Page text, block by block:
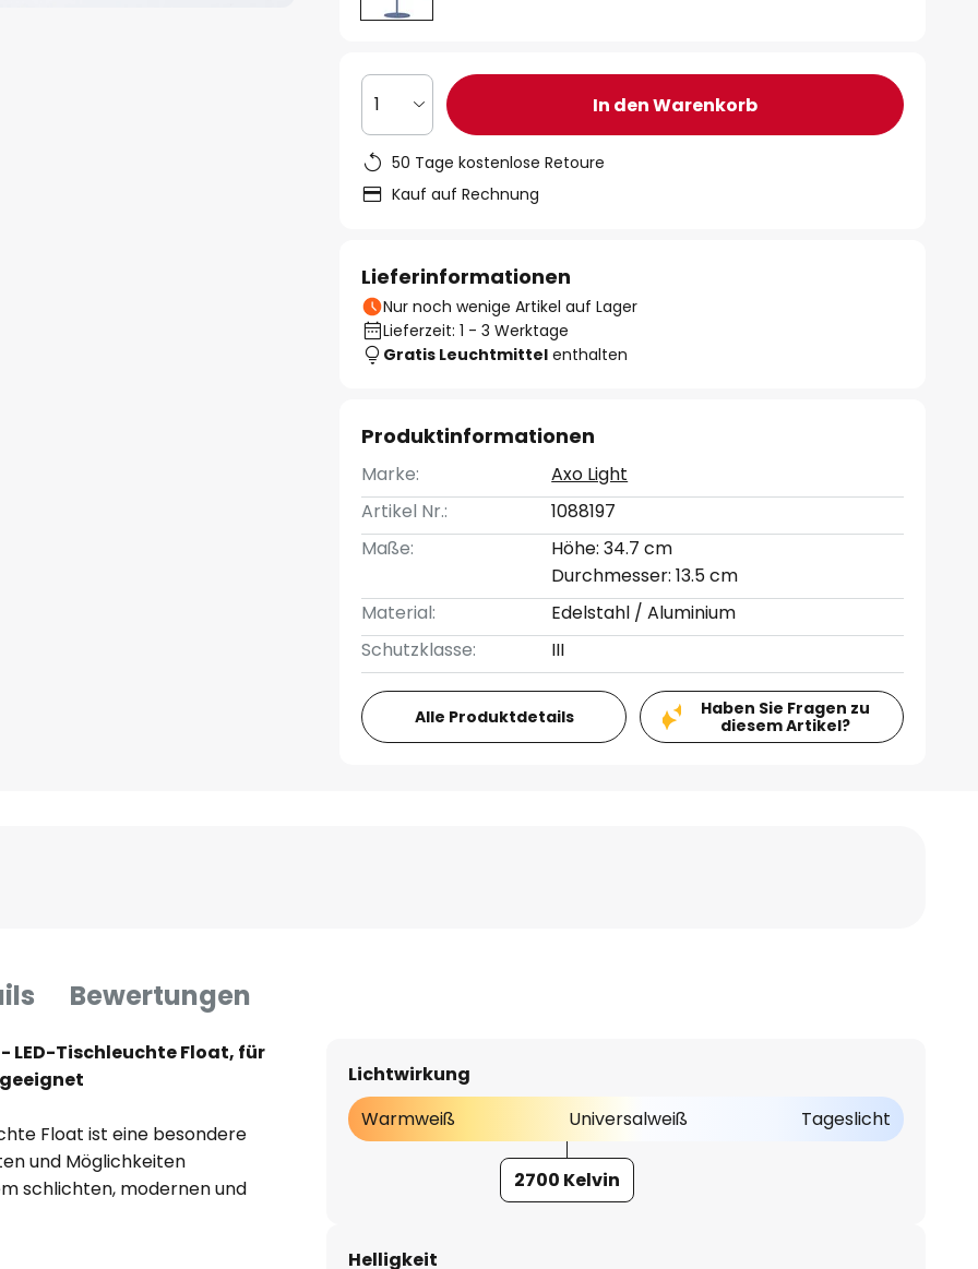
1 In den Warenkorb
50 Tage kostenlose Retoure
Kauf auf Rechnung
Lieferinformationen
Nur noch wenige Artikel auf Lager
Lieferzeit: 1 - 3 Werktage
Gratis Leuchtmittel enthalten
Produktinformationen
Marke:
Axo Light
Artikel Nr.:
1088197
Maße:
Höhe: 34.7 cm
Durchmesser: 13.5 cm
Material:
Edelstahl / Aluminium
Schutzklasse:
III
Alle Produktdetails
Haben Sie Fragen zu
diesem Artikel?
Bewertungen
Tischleuchte Float, für
Float ist eine besondere
und Möglichkeiten
schlichten, modernen und
wie Außenbereich flexibel
Lichtwirkung
Warmweiß
Universalweiß Tageslicht
2700 Kelvin
Helligkeit